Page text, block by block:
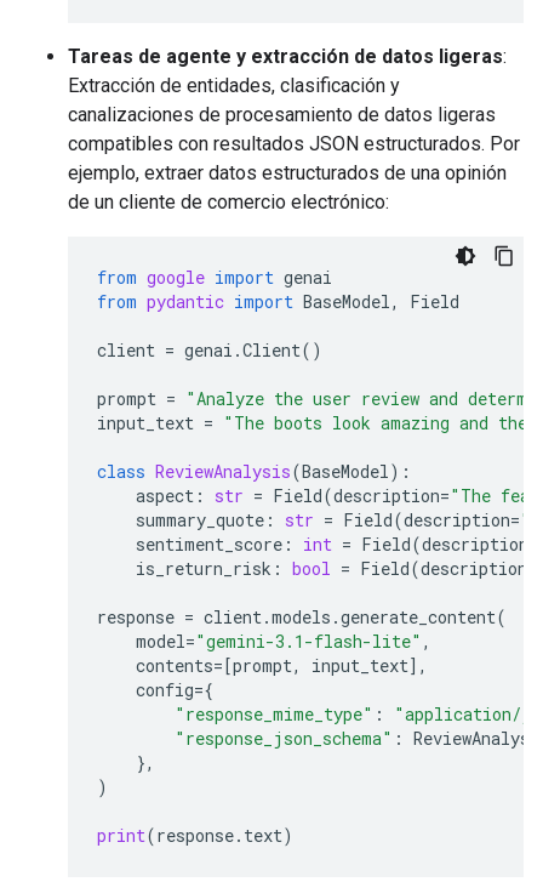
Tareas de agente y extracción de datos ligeras:
Extracción de entidades, clasificación y
canalizaciones de procesamiento de datos ligeras
compatibles con resultados JSON estructurados. Por
ejemplo, extraer datos estructurados de una opinión
de un cliente de comercio electrónico:
from google import genai
from pydantic import BaseModel, Field
client = genai .Client()
prompt = "Analyze the user review and
input_text = "The boots look amazing and
class ReviewAnalysis(BaseModel):
aspect : str = Field(description="The
summary_quote : str = Field(description=
sentiment_score : int = Field(description
is_return_risk : bool = Field(description
response = client.models .generate_content(
model="gemini-3.1-flash-lite" ,
contents=[prompt, input_text],
config={
"response_mime_type" :
"application/
"response_json_schema" :
},
)
print(response. text)